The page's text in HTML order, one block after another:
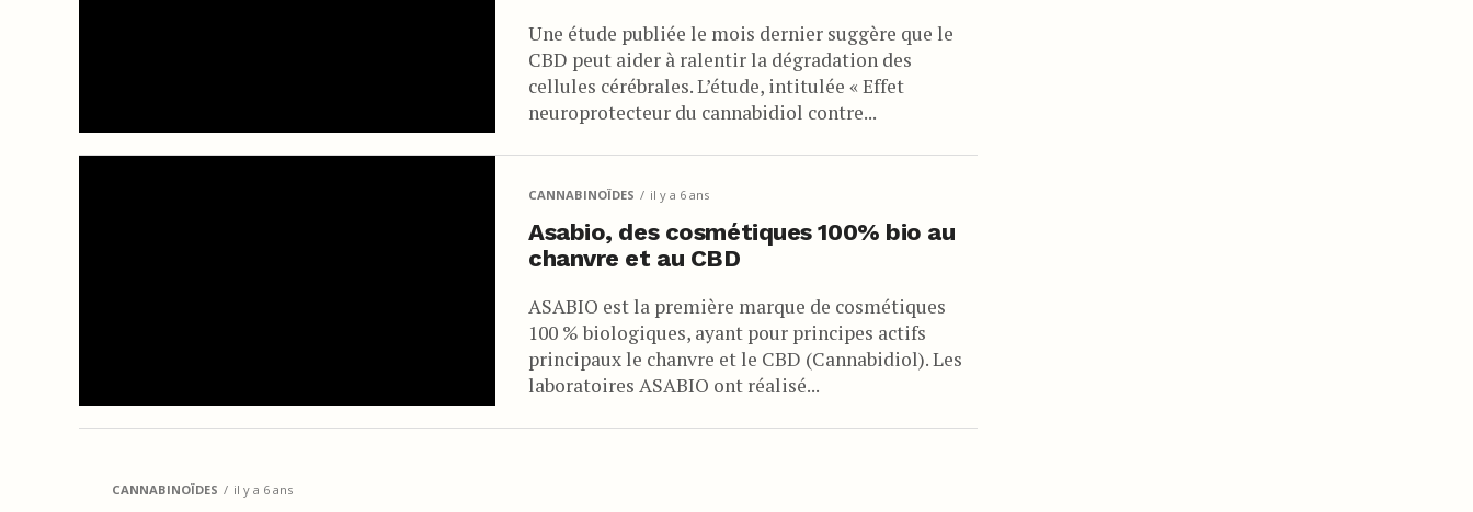
Une étude publiée le mois dernier suggère que le
CBD peut aider à ralentir la dégradation des
cellules cérébrales. L’étude, intitulée « Effet
neuroprotecteur du cannabidiol contre...
CANNABINOÏDES il y a 6 ans
Asabio, des cosmétiques 100% bio au
chanvre et au CBD
ASABIO est la première marque de cosmétiques
100 % biologiques, ayant pour principes actifs
principaux le chanvre et le CBD (Cannabidiol). Les
laboratoires ASABIO ont réalisé...
CANNABINOÏDES il y a 6 ans